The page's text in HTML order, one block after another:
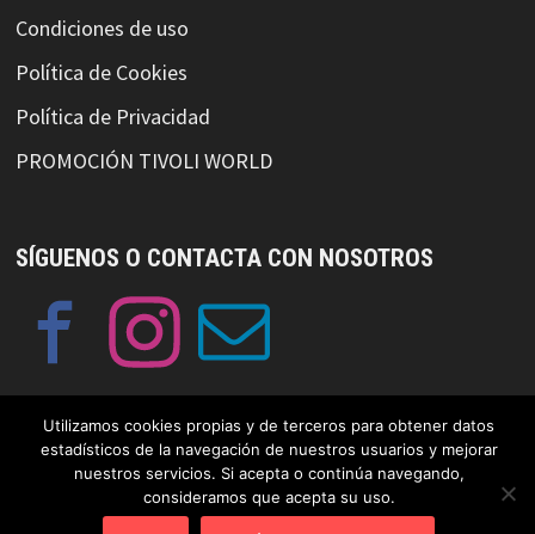
Condiciones de uso
Política de Cookies
Política de Privacidad
PROMOCIÓN TIVOLI WORLD
SÍGUENOS O CONTACTA CON NOSOTROS
© Copyright GayFriendlySpain 2019 Funciona conWordPressy
Utilizamos cookies propias y de terceros para obtener datos
estadísticos de la navegación de nuestros usuarios y mejorar
nuestros servicios. Si acepta o continúa navegando,
consideramos que acepta su uso.